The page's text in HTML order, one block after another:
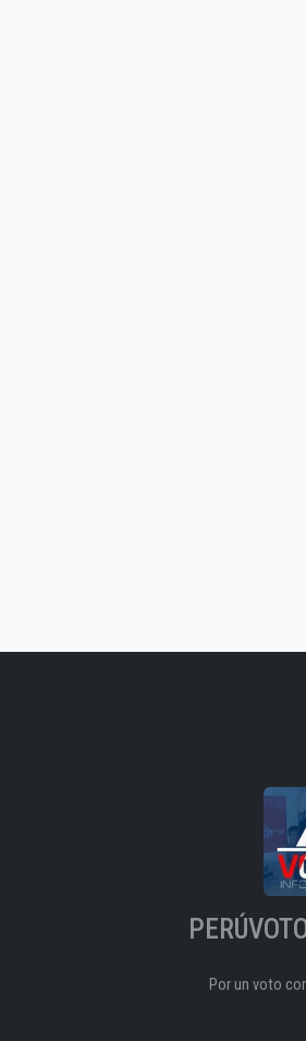
Por un voto